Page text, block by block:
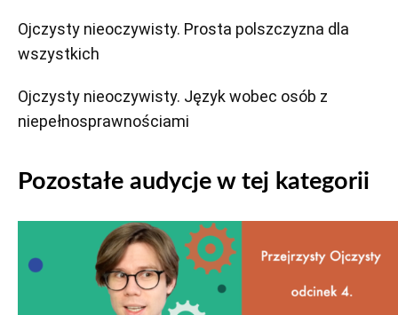
Ojczysty nieoczywisty. Prosta polszczyzna dla
wszystkich
Ojczysty nieoczywisty. Język wobec osób z
niepełnosprawnościami
Pozostałe audycje w tej kategorii